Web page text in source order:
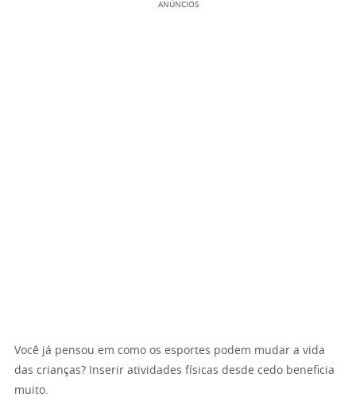
ANÚNCIOS
Você já pensou em como os esportes podem mudar a vida
das crianças? Inserir atividades físicas desde cedo beneficia
muito.